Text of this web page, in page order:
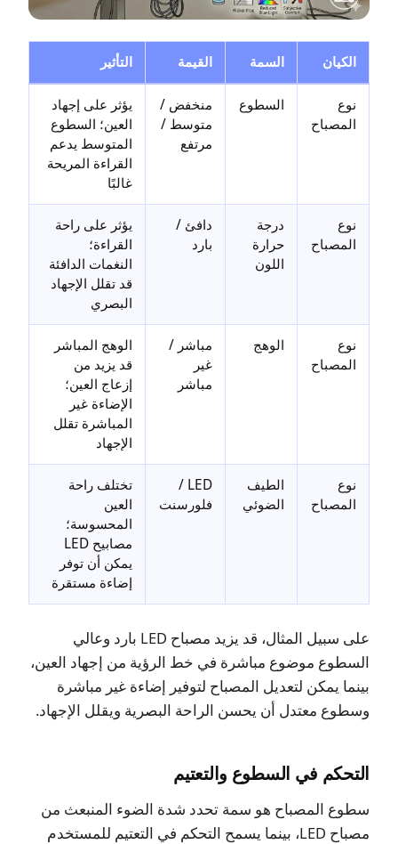
الكيان السمة القيمة التأثير
نوع
المصباح
السطوع
منخفض /
متوسط /
مرتفع
يؤثر على إجهاد
العين؛ السطوع
المتوسط يدعم
القراءة المريحة
غالبًا
نوع
المصباح
درجة
حرارة
اللون
دافئ /
بارد
يؤثر على راحة
القراءة؛
النغمات الدافئة
قد تقلل الإجهاد
البصري
نوع
المصباح
الوهج
مباشر /
غير
مباشر
الوهج المباشر
قد يزيد من
إزعاج العين؛
الإضاءة غير
المباشرة تقلل
الإجهاد
نوع
المصباح
الطيف
الضوئي
LED /
فلورسنت
تختلف راحة
العين
المحسوسة؛
مصابيح LED
يمكن أن توفر
إضاءة مستقرة
على سبيل المثال، قد يزيد مصباح LED بارد وعالي
السطوع موضوع مباشرة في خط الرؤية من إجهاد العين،
بينما يمكن لتعديل المصباح لتوفير إضاءة غير مباشرة
وسطوع معتدل أن يحسن الراحة البصرية ويقلل الإجهاد.
التحكم في السطوع والتعتيم
سطوع المصباح هو سمة تحدد شدة الضوء المنبعث من
مصباح LED، بينما يسمح التحكم في التعتيم للمستخدم